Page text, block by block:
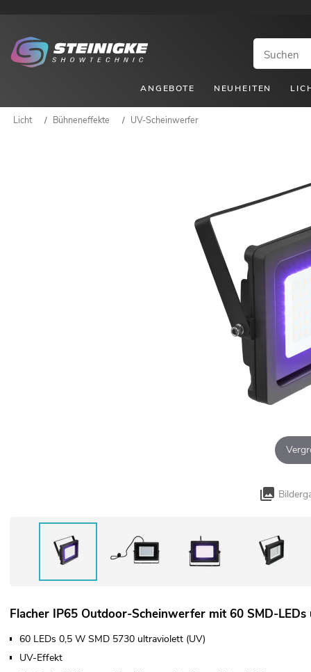
ANGEBOTE NEUHEITEN
Licht / Bühneneffekte / UV-Scheinwerfer
Flacher IP65 Outdoor-Scheinwerfer mit 60 SMD-
60 LEDs 0,5 W SMD 5730 ultraviolett (UV)
UV-Effekt